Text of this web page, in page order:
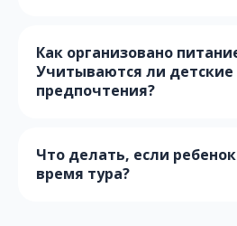
Как организовано
Учитываются ли детские
предпочтения?
Что делать, если
время тура?